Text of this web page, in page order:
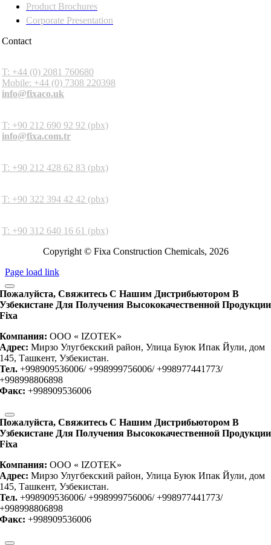
Product Brochures
Corporate Presentation
Contact
T: +44 (0) 2081 760680
Mobile: +44 (0) 7308 220398
info@fixaco.uk
T: +90 212 690 92 92 (pbx)
info@fixa.com.tr
T: +90 212 428 62 83 (pbx)
T: +90 322 394 42 42 (pbx)
T: +90 312 640 16 61 (pbx)
Copyright © Fixa Construction Chemicals, 2026
Page load link
Пожалуйста, Свяжитесь С Нашим Дистрибьютором В
Узбекистане Для Получения Высококачественной Продукции
Fixa
Компания: OOO « IZOTEK»
Адрес: Мирзо Улугбекский район, Улица Буюк Ипак Йули, дом
145, Ташкент, Узбекистан.
Тел. +998909536006/ +998999756006/ +998977441773/
+998998806898
Факс: +998909536006
Пожалуйста, Свяжитесь С Нашим Дистрибьютором В
Узбекистане Для Получения Высококачественной Продукции
Fixa
Компания: OOO « IZOTEK»
Адрес: Мирзо Улугбекский район, Улица Буюк Ипак Йули, дом
145, Ташкент, Узбекистан.
Тел. +998909536006/ +998999756006/ +998977441773/
+998998806898
Факс: +998909536006